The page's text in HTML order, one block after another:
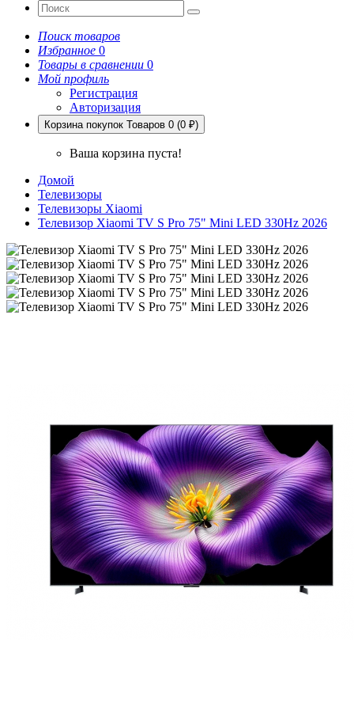
Поиск товаров
Избранное 0
Товары в сравнении 0
Мой профиль
Регистрация
Авторизация
Корзина покупок Товаров 0 (0 ₽)
Ваша корзина пуста!
Домой
Телевизоры
Телевизоры Xiaomi
Телевизор Xiaomi TV S Pro 75" Mini LED 330Hz 2026